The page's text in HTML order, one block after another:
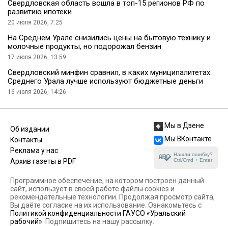
Свердловская область вошла в топ-15 регионов РФ по
развитию ипотеки
20 июля 2026, 7:25
На Среднем Урале снизились цены на бытовую технику и
молочные продукты, но подорожал бензин
17 июля 2026, 13:59
Свердловский минфин сравнил, в каких муниципалитетах
Среднего Урала лучше используют бюджетные деньги
16 июля 2026, 14:26
Об издании
Контакты
Реклама у нас
Архив газеты в PDF
Мы в Дзене
Мы ВКонтакте
Нашли ошибку?
Ctrl/Cmd + Enter
Программное обеспечение, на котором построен данный
сайт, использует в своей работе файлы cookies и
рекомендательные технологии. Продолжая просмотр сайта,
Вы даёте согласие на их использование. Ознакомьтесь с
Политикой конфиденциальности ГАУСО «Уральский
рабочий» . Подпишитесь на нашу рассылку.